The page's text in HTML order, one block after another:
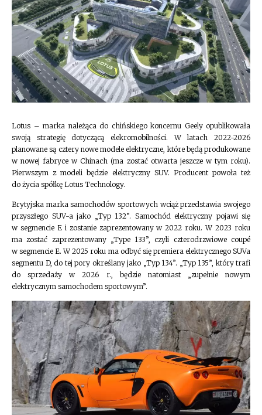
Lotus – marka należąca do chińskiego koncernu Geely opublikowała
swoją strategię dotyczącą elekromobilności. W latach 2022-2026
planowane są cztery nowe modele elektryczne, które będą produkowane
w nowej fabryce w Chinach (ma zostać otwarta jeszcze w tym roku).
Pierwszym z modeli będzie elektryczny SUV. Producent powoła też
do życia spółkę Lotus Technology.
Brytyjska marka samochodów sportowych wciąż przedstawia swojego
przyszłego SUV-a jako „Typ 132”. Samochód elektryczny pojawi się
w segmencie E i zostanie zaprezentowany w 2022 roku. W 2023 roku
ma zostać zaprezentowany „Type 133”, czyli czterodrzwiowe coupé
w segmencie E. W 2025 roku ma odbyć się premiera elektrycznego SUVa
segmentu D, do tej pory określany jako „Typ 134”. „Typ 135”, który trafi
do sprzedaży w 2026 r., będzie natomiast „zupełnie nowym
elektrycznym samochodem sportowym”.